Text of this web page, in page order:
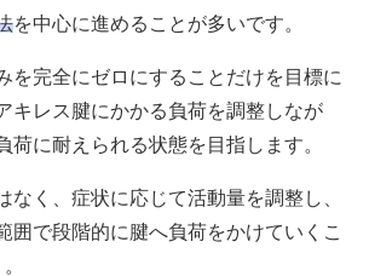
を中心に進めることが多いです。
を完全にゼロにすることだけを目標に
キレス腱にかかる負荷を調整しなが
荷に耐えられる状態を目指します。
なく、症状に応じて活動量を調整し、
囲で段階的に腱へ負荷をかけていくこ